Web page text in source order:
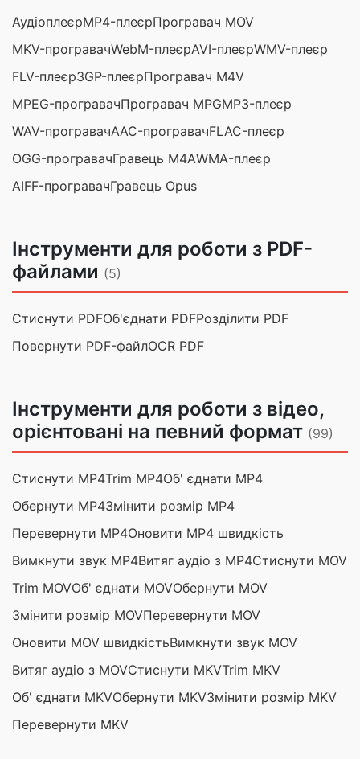
АудіоплеєрMP4-плеєрПрогравач MOV
MKV-програвачWebM-плеєрAVI-плеєрWMV-плеєр
FLV-плеєр3GP-плеєрПрогравач M4V
MPEG-програвачПрогравач MPGMP3-плеєр
WAV-програвачAAC-програвачFLAC-плеєр
OGG-програвачГравець M4AWMA-плеєр
AIFF-програвачГравець Opus
Інструменти для роботи з PDF-
файлами (5)
Стиснути PDFОб'єднати PDFРозділити PDF
Повернути PDF-файлOCR PDF
Інструменти для роботи з відео,
орієнтовані на певний формат (99)
Стиснути MP4Trim MP4Об' єднати MP4
Обернути MP4Змінити розмір MP4
Перевернути MP4Оновити MP4 швидкість
Вимкнути звук MP4Витяг аудіо з MP4Стиснути MOV
Trim MOVОб' єднати MOVОбернути MOV
Змінити розмір MOVПеревернути MOV
Оновити MOV швидкістьВимкнути звук MOV
Витяг аудіо з MOVСтиснути MKVTrim MKV
Об' єднати MKVОбернути MKVЗмінити розмір MKV
Перевернути MKV